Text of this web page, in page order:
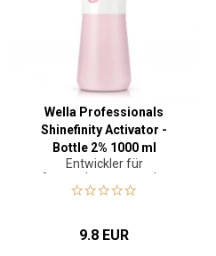
Wella Professionals
Shinefinity Activator -
Bottle 2% 1000 ml
Entwickler für
Anwendungen aus der
Flasche
9.8 EUR